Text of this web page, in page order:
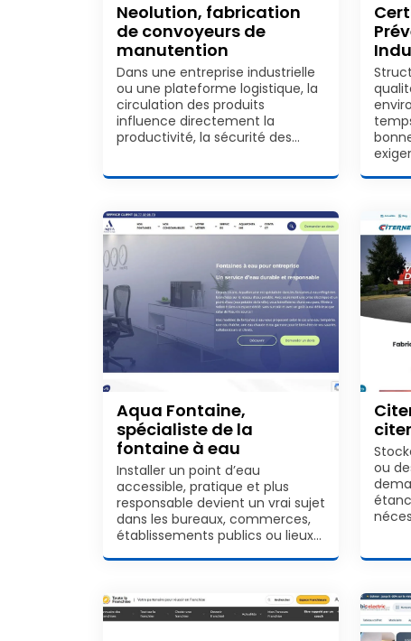
Neolution, fabrication
de convoyeurs de
manutention
Dans une entreprise industrielle
ou une plateforme logistique, la
circulation des produits
influence directement la
productivité, la sécurité des…
Aqua Fontaine,
spécialiste de la
fontaine à eau
Installer un point d’eau
accessible, pratique et plus
responsable devient un vrai sujet
dans les bureaux, commerces,
établissements publics ou lieux…
ou